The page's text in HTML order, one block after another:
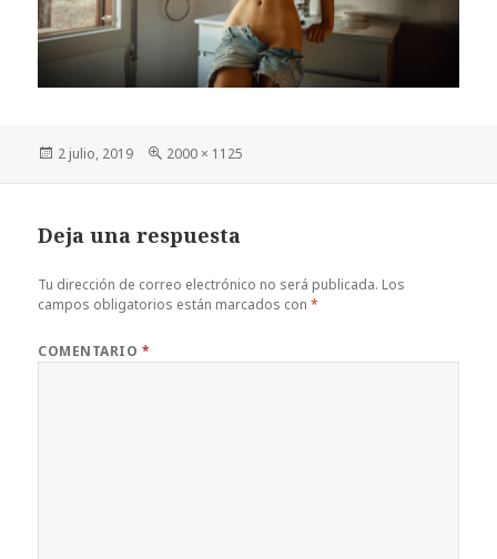
Publicado
2 julio, 2019
Tamaño
2000 × 1125
Deja una respuesta
Tu dirección de correo electrónico no será publicada. Los
campos obligatorios están marcados con*
COMENTARIO *